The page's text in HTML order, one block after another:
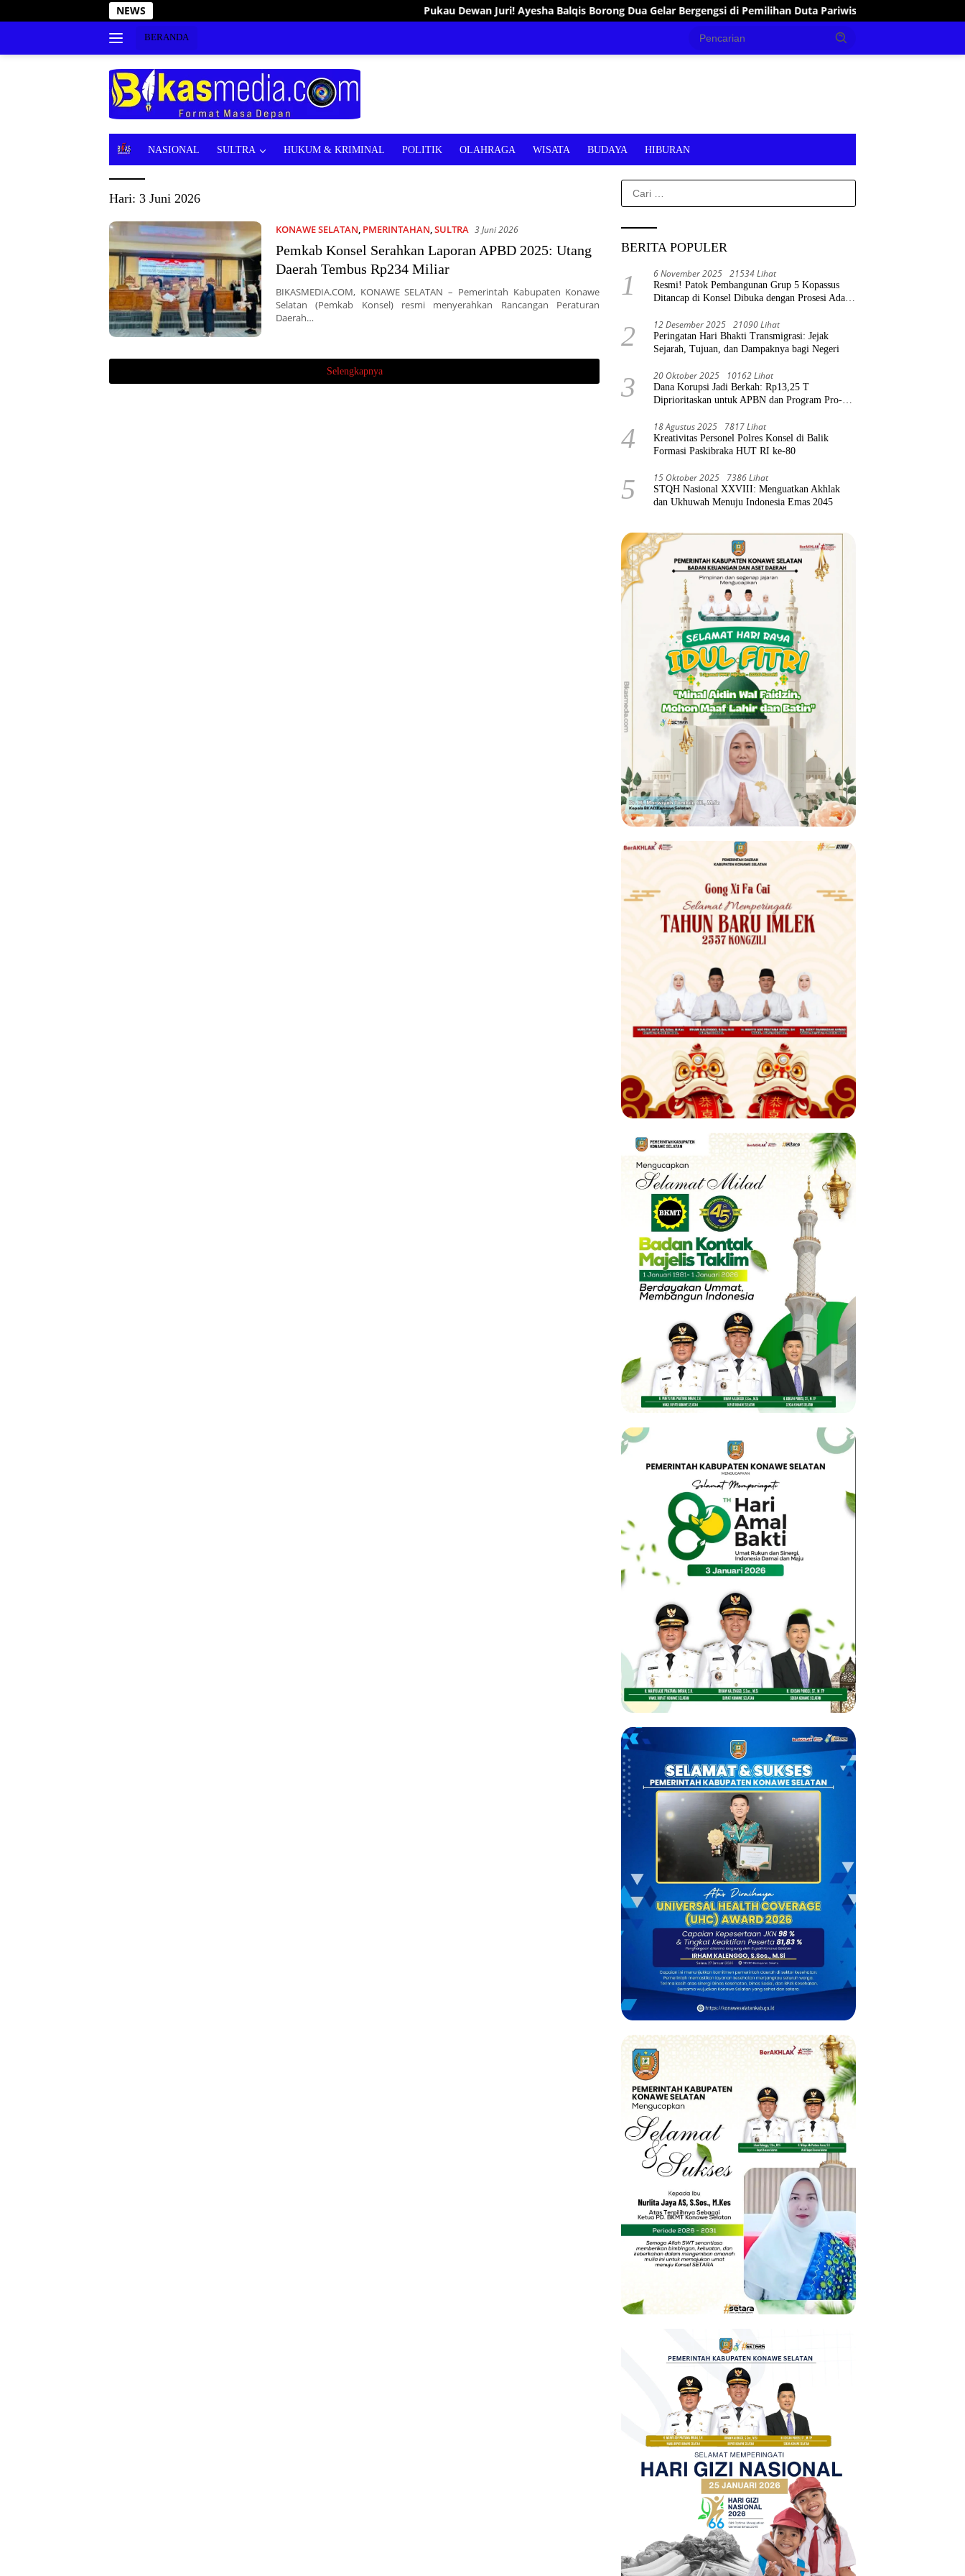
ke
NEWS Pukau Dewan Juri! Ayesha Balqis Borong Dua Gelar Bergengsi di Pemilihan Duta Pariwisata Sultra 2026
BERANDA
B
T
NASIONAL SULTRA HUKUM & KRIMINAL POLITIK OLAHRAGA WISATA BUDAYA HIBURAN
Hari: 3 Juni 2026
KONAWE SELATAN, PMERINTAHAN,SULTRA 3 Juni 2026
Pemkab Konsel Serahkan Laporan APBD 2025: Utang
Daerah Tembus Rp234 Miliar
BIKASMEDIA.COM, KONAWE SELATAN – Pemerintah Kabupaten Konawe
Selatan (Pemkab Konsel) resmi menyerahkan Rancangan Peraturan
Daerah…
Selengkapnya
Cari
untuk:
BERITA POPULER
1 6 November 2025 21534 Lihat
Resmi! Patok Pembangunan Grup 5 Kopassus
Ditancap di Konsel Dibuka dengan Prosesi Adat
2 12 Desember 2025 21090 Lihat
Peringatan Hari Bhakti Transmigrasi: Jejak
Sejarah, Tujuan, dan Dampaknya bagi Negeri
3 20 Oktober 2025 10162 Lihat
Dana Korupsi Jadi Berkah: Rp13,25 T
Diprioritaskan untuk APBN dan Program Pro-
4 18 Agustus 2025 7817 Lihat
Kreativitas Personel Polres Konsel di Balik
Formasi Paskibraka HUT RI ke-80
5 15 Oktober 2025 7386 Lihat
STQH Nasional XXVIII: Menguatkan Akhlak
dan Ukhuwah Menuju Indonesia Emas 2045